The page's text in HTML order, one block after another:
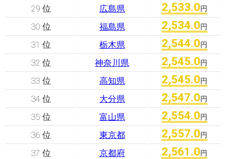
29 位 広島県 2,533.0円
30 位 福島県 2,534.0円
31 位 栃木県 2,544.0円
32 位 神奈川県 2,545.0円
33 位 高知県 2,545.0円
34 位 大分県 2,547.0円
35 位 富山県 2,554.0円
36 位 東京都 2,557.0円
37 位 京都府 2,561.0円